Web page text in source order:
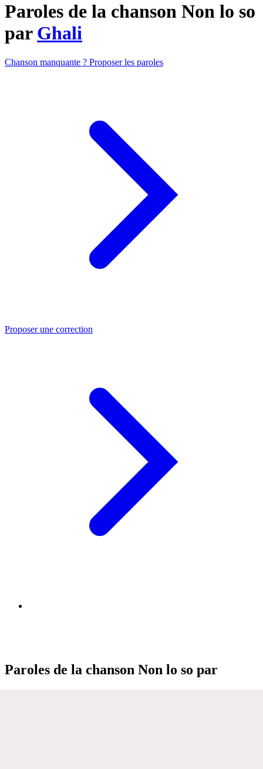
Paroles de la chanson Non lo so
par Ghali
Chanson manquante ? Proposer les paroles
Proposer une correction
Paroles de la chanson Non lo so par